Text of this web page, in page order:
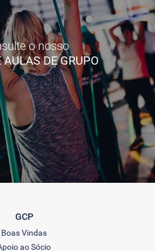
o nosso
AULAS DE GRUPO
GCP
Boas Vindas
ao Sócio